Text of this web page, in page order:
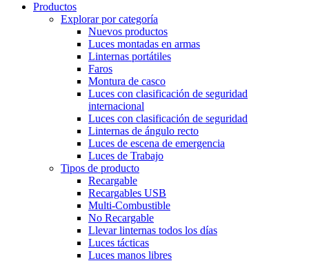
Productos
Explorar por categoría
Nuevos productos
Luces montadas en armas
Linternas portátiles
Faros
Montura de casco
Luces con clasificación de seguridad
internacional
Luces con clasificación de seguridad
Linternas de ángulo recto
Luces de escena de emergencia
Luces de Trabajo
Tipos de producto
Recargable
Recargables USB
Multi-Combustible
No Recargable
Llevar linternas todos los días
Luces tácticas
Luces manos libres